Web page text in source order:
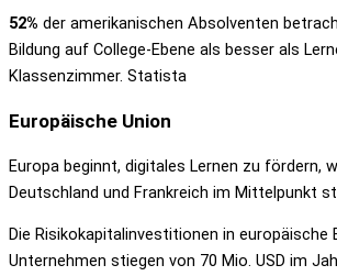
52% der amerikanischen Absolventen
Bildung auf College-Ebene als besser als
Klassenzimmer. Statista
Europäische Union
Europa beginnt, digitales Lernen zu fördern,
Deutschland und Frankreich im Mittelpunkt
Die Risikokapitalinvestitionen in europäische
Unternehmen stiegen von 70 Mio. USD im